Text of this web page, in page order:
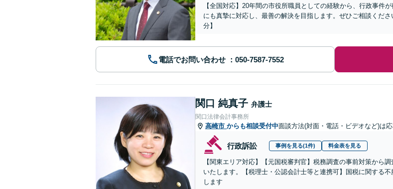
【全国対応】20年間の市役所職員としての経験から、行政事件
にも真摯に対応し、最善の解決を目指します。ぜひご相談くだ
分】
電話でお問い合わせ
関口 純真子 弁護士
関口法律会計事務所
高崎市 からも相談受付中面談方法(対面・電話・ビデオなど)は
行政訴訟 事例を見る(1件) 料金表を見る
【関東エリア対応】【元国税審判官】税務調査の事前対策から
いたします。【税理士・公認会計士等と連携可】国税に関する
します